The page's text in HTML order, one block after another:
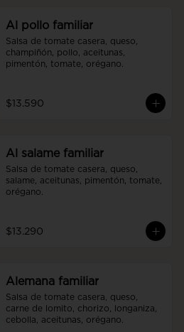
Al pollo familiar
Salsa de tomate casera, queso,
champiñón, pollo, aceitunas,
pimentón, tomate, orégano.
$13.590
Al salame familiar
Salsa de tomate casera, queso,
salame, aceitunas, pimentón, tomate,
orégano.
$13.290
Alemana familiar
Salsa de tomate casera, queso,
carne de lomito, chorizo, longaniza,
cebolla, aceitunas, orégano.